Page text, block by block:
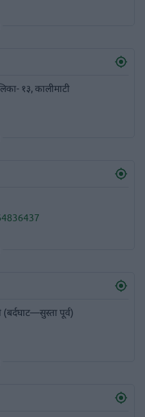
१३, कालीमाटी
पूर्व)